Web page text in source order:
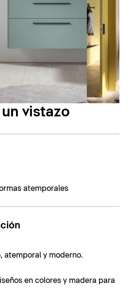
vistazo
atemporales
atemporal y moderno.
en colores y madera para